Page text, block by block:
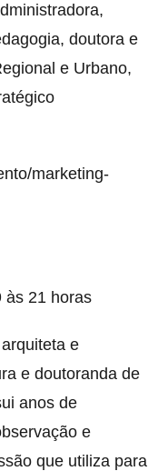
doutora e
e Urbano,
marketing-
às 21 horas
e
e doutoranda de
anos de
e
que utiliza para